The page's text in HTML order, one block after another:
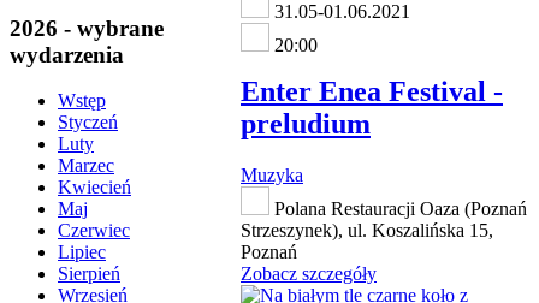
2026 - wybrane
wydarzenia
Wstęp
Styczeń
Luty
Marzec
Kwiecień
Maj
Czerwiec
Lipiec
Sierpień
Wrzesień
31.05-01.06.2021
20:00
Enter Enea Festival -
preludium
Muzyka
Polana Restauracji Oaza (Poznań
Strzeszynek), ul. Koszalińska 15,
Poznań
Zobacz szczegóły